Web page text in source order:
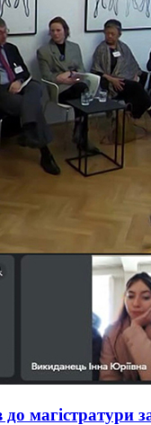
магістратури